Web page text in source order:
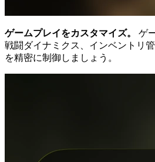
ゲームプレイをカスタマイズ。
ゲ
戦闘ダイナミクス、インベントリ
を精密に制御しましょう。